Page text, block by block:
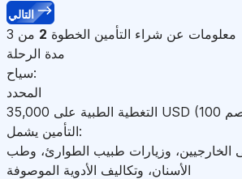
التالي
معلومات عن شراء التأمين الخطوة 2 من 3
مدة الرحلة
سياح:
المحدد
التغطية الطبية على 35,000 USD
التأمين يشمل:
الخارجيين، وزيارات طبيب الطوارئ، وطب
الأسنان، وتكاليف الأدوية الموصوفة